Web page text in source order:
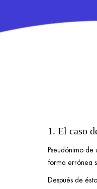
1. El caso
Pseudónimo
forma errónea
Después de